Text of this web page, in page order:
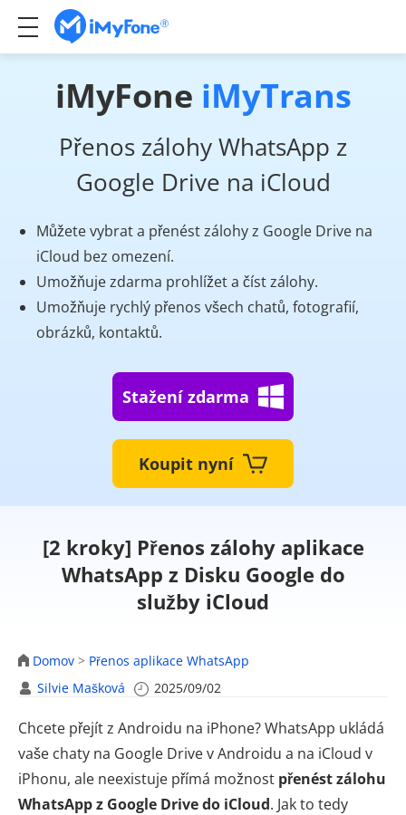
iMyFone iMyTrans
Přenos zálohy WhatsApp z
Google Drive na iCloud
Můžete vybrat a přenést zálohy z Google Drive na
iCloud bez omezení.
Umožňuje zdarma prohlížet a číst zálohy.
Umožňuje rychlý přenos všech chatů, fotografií,
obrázků, kontaktů.
Stažení zdarma
Koupit nyní
[2 kroky] Přenos zálohy aplikace
WhatsApp z Disku Google do
služby iCloud
Domov > Přenos aplikace WhatsApp
Silvie Mašková
2025/09/02
Chcete přejít z Androidu na iPhone? WhatsApp ukládá
vaše chaty na Google Drive v Androidu a na iCloud v
iPhonu, ale neexistuje přímá možnost přenést zálohu
WhatsApp z Google Drive do iCloud. Jak to tedy